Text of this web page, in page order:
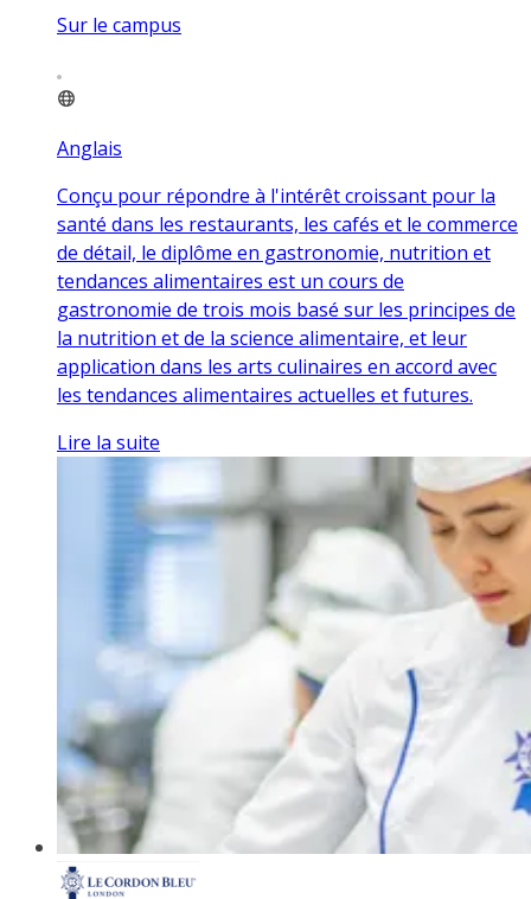
Sur le campus
Anglais
Conçu pour répondre à l'intérêt croissant pour la
santé dans les restaurants, les cafés et le commerce
de détail, le diplôme en gastronomie, nutrition et
tendances alimentaires est un cours de
gastronomie de trois mois basé sur les principes de
la nutrition et de la science alimentaire, et leur
application dans les arts culinaires en accord avec
les tendances alimentaires actuelles et futures.
Lire la suite